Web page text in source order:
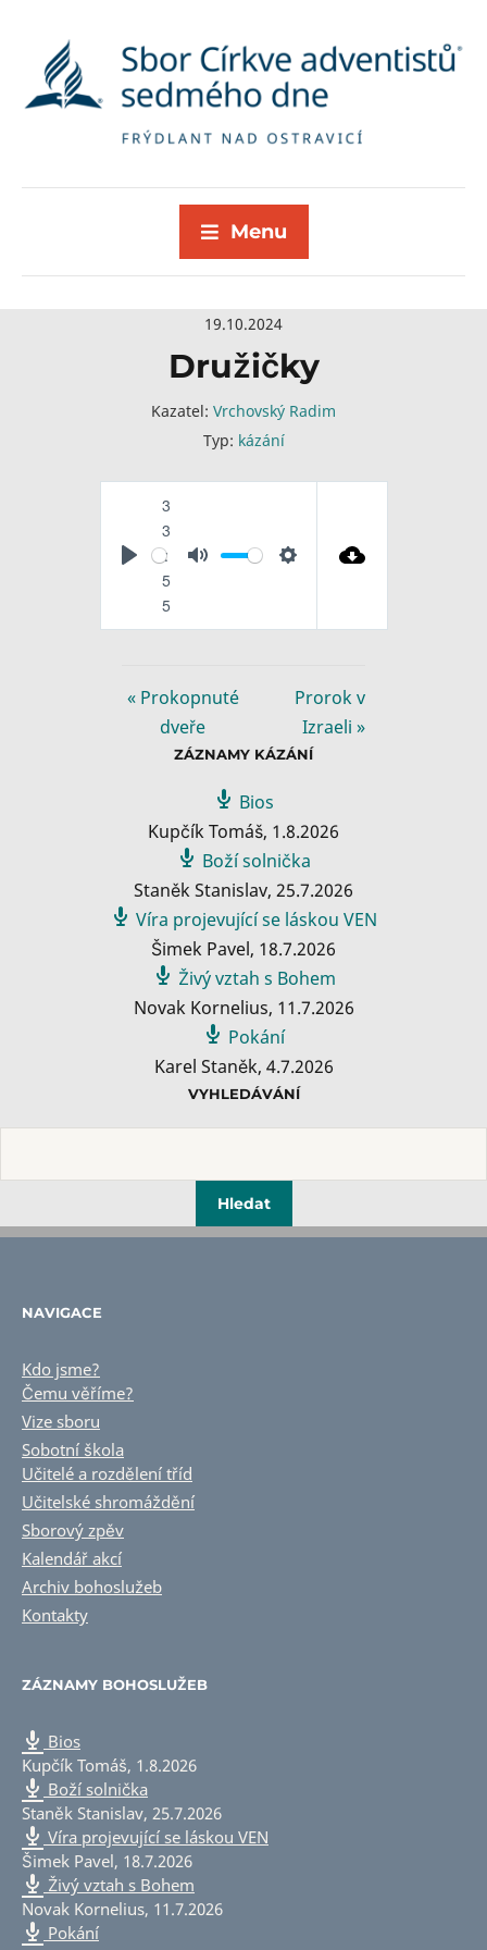
Menu
19.10.2024
Družičky
Kazatel: Vrchovský Radim
Typ: kázání
P
3
3
:
5
5
M
S
n
s
« Prokopnuté
dveře
Prorok v
Izraeli »
ZÁZNAMY KÁZÁNÍ
Bios
Kupčík Tomáš, 1.8.2026
Boží solnička
Staněk Stanislav, 25.7.2026
Víra projevující se láskou VEN
Šimek Pavel, 18.7.2026
Živý vztah s Bohem
Novak Kornelius, 11.7.2026
Pokání
Karel Staněk, 4.7.2026
VYHLEDÁVÁNÍ
NAVIGACE
Kdo jsme?
Čemu věříme?
Vize sboru
Sobotní škola
Učitelé a rozdělení tříd
Učitelské shromáždění
Sborový zpěv
Kalendář akcí
Archiv bohoslužeb
Kontakty
ZÁZNAMY BOHOSLUŽEB
Bios
Kupčík Tomáš, 1.8.2026
Boží solnička
Staněk Stanislav, 25.7.2026
Víra projevující se láskou VEN
Šimek Pavel, 18.7.2026
Živý vztah s Bohem
Novak Kornelius, 11.7.2026
Pokání